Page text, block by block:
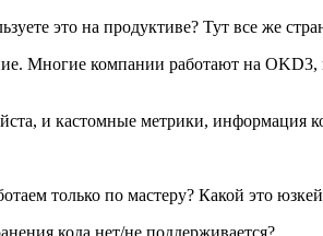
это на продуктиве? Тут все же
Многие компании работают на
и кастомные метрики, информация
только по мастеру? Какой это
кода нет/не поддерживается?